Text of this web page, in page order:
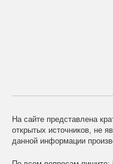
На сайте представлена
открытых источников, не
данной информации